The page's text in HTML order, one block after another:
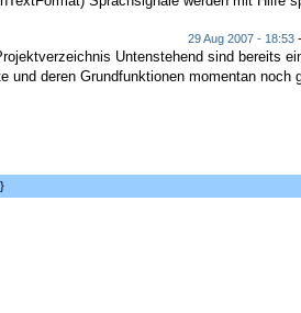
29 Aug 2007 - 18:53-
Untenstehend sind bereits
und deren Grundfunktionen momentan noch